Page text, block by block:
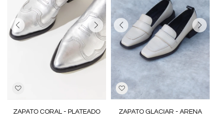
ZAPATO CORAL - PLATEADO ZAPATO GLACIAR - ARENA